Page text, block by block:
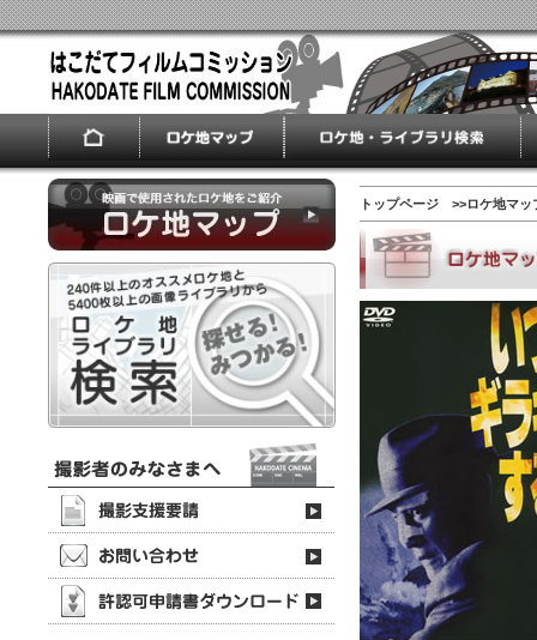
トップページ >>ロケ地マッ